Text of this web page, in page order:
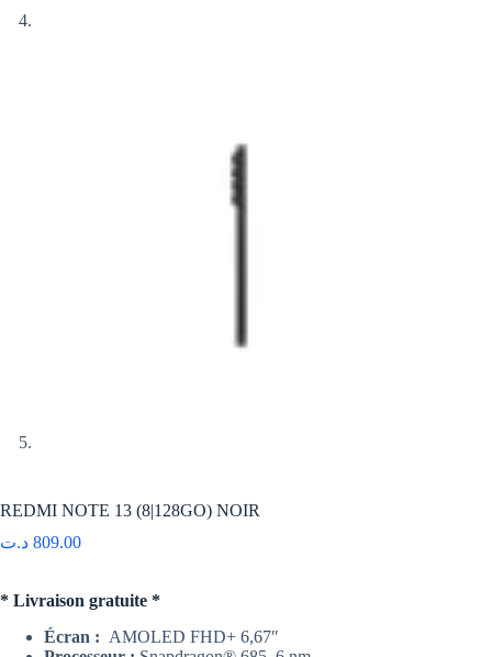
REDMI NOTE 13 (8|128GO) NOIR
809.00 د.ت
* Livraison gratuite *
Écran : AMOLED FHD+ 6,67″